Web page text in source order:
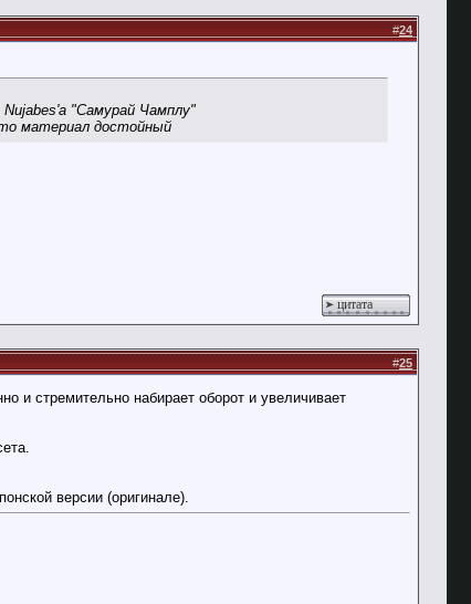
#24
"Самурай Чамплу"
материал достойный
цитата
#25
и стремительно набирает оборот и увеличивает
версии (оригинале).